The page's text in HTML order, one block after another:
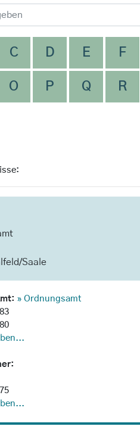
C D E F
O P Q R
Saale
» Ordnungsamt